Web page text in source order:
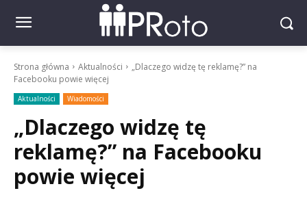
Strona główna Aktualności
„Dlaczego widzę tę reklamę?” na
Facebooku powie więcej
Aktualności Wiadomości
„Dlaczego widzę tę
reklamę?” na Facebooku
powie więcej